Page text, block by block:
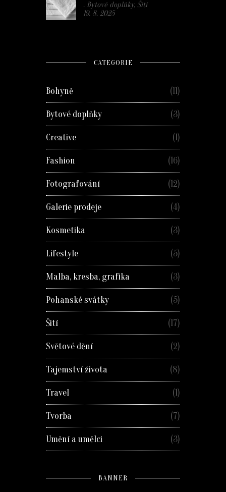
. Bytové doplňky, Šití
19. 8. 2025
CATEGORIE
Bohyně (11)
Bytové doplňky (3)
Creative (1)
Fashion (16)
Fotografování (12)
Galerie prodeje (4)
Kosmetika (3)
Lifestyle (5)
Malba, kresba, grafika (3)
Pohanské svátky (5)
Šití (17)
Světové dění (2)
Tajemství života (8)
Travel (1)
Tvorba (7)
Umění a umělci (3)
BANNER